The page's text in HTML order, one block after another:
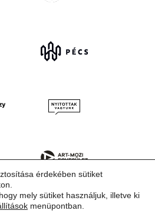
érdekében sütiket
mely sütiket használjuk, illetve ki
menüpontban.